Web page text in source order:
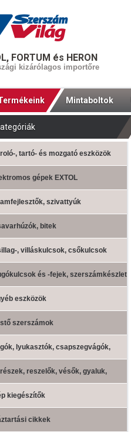
FORTUM és HERON
kizárólagos importőre
Mintaboltok
, tartó- és mozgató eszközök
gépek EXTOL
szivattyúk
bitek
, villáskulcsok, csőkulcsok
és -fejek, szerszámkészlet
eszközök
szerszámok
lyukasztók, csapszegvágók,
reszelők, vésők, gyaluk,
kiegészítők
cikkek